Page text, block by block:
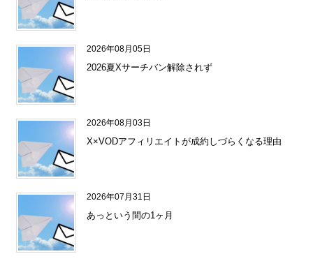
2026年08月05日
2026夏Xサーチバン解除されず
2026年08月03日
X×VODアフィリエイトが成約しづらくなる理由
2026年07月31日
あっという間の1ヶ月